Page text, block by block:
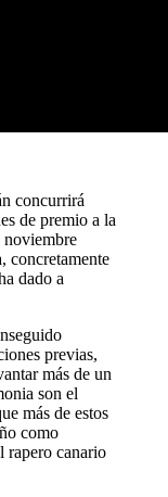
concurrirá
de premio a la
noviembre
concretamente
dado a
previas,
más de un
son el
más de estos
como
rapero canario